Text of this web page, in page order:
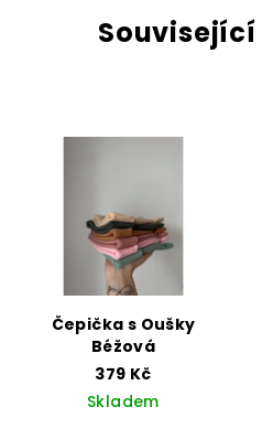
Čepička s Oušky
Béžová
379 Kč
Skladem